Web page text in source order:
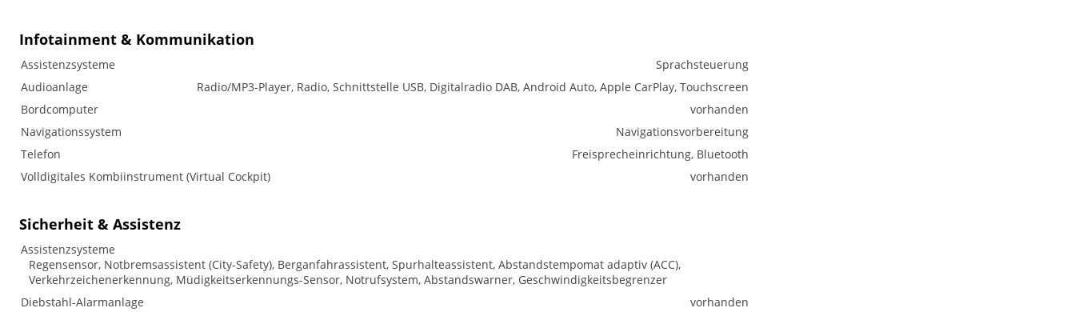
Infotainment & Kommunikation
Assistenzsysteme
Sprachsteuerung
Audioanlage
Radio/MP3-Player, Radio, Schnittstelle USB, Digitalradio DAB, Android Auto, Apple CarPlay, Touchscreen
Bordcomputer
vorhanden
Navigationssystem
Navigationsvorbereitung
Telefon
Freisprecheinrichtung, Bluetooth
Volldigitales Kombiinstrument (Virtual Cockpit)
vorhanden
Sicherheit & Assistenz
Assistenzsysteme
Regensensor, Notbremsassistent (City-Safety), Berganfahrassistent, Spurhalteassistent, Abstandstempomat adaptiv (ACC),
Verkehrzeichenerkennung, Müdigkeitserkennungs-Sensor, Notrufsystem, Abstandswarner, Geschwindigkeitsbegrenzer
Diebstahl-Alarmanlage
vorhanden